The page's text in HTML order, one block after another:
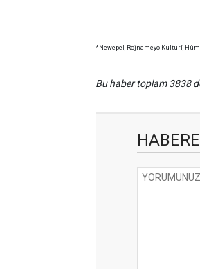
*Newepel, Rojnameyo Kulturî,
Bu haber toplam 3838
HABERE